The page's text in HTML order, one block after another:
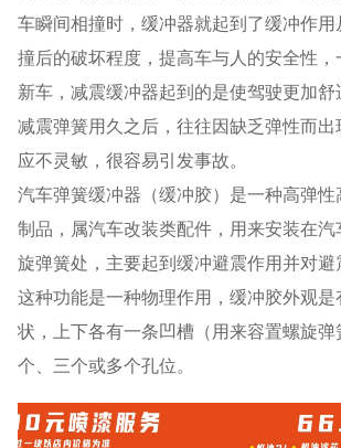
车瞬间相撞时，缓冲器就起到了缓冲作用
撞后的破坏程度，提高车与人的安全性
新车，减震缓冲器起到的是使驾驶更加舒
减震弹簧用久之后，往往因缺乏弹性而出
应不灵敏，很容易引发事故。
汽车弹簧缓冲器（缓冲胶）是一种高弹
制品，属汽车改装类配件，用来安装在汽
旋弹簧处，主要起到缓冲避震作用并对避
这种功能是一种物理作用，缓冲胶外观
状，上下各有一条凹槽（用来容置螺旋
个、三个或多个孔位。